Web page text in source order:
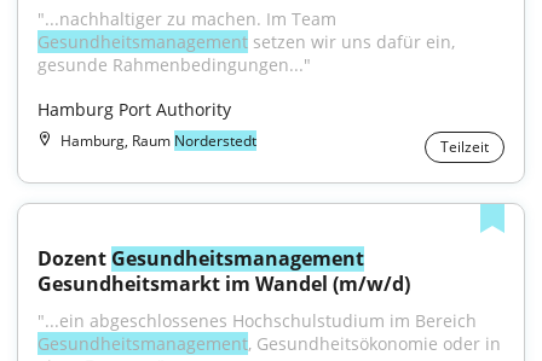
Gesundheitsmanagement setzen wir uns dafür ein,
gesunde Rahmenbedingungen..."
Hamburg Port Authority
Hamburg, Raum Norderstedt Teilzeit
Dozent Gesundheitsmanagement
Gesundheitsmarkt im Wandel (m/w/d)
Gesundheitsmanagement, Gesundheitsökonomie oder in